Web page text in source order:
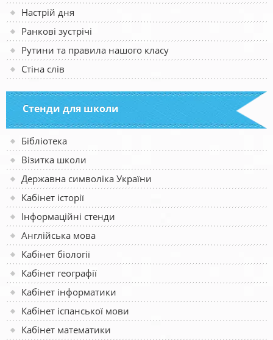
Настрій дня
Ранкові зустрічі
Рутини та правила нашого класу
Стіна слів
Стенди для школи
Бібліотека
Візитка школи
Державна символіка України
Кабінет історії
Інформаційні стенди
Англійська мова
Кабінет біології
Кабінет географії
Кабінет інформатики
Кабінет іспанської мови
Кабінет математики